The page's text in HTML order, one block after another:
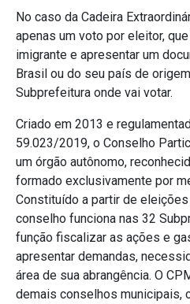
No caso da Cadeira
apenas um voto por eleitor,
imigrante e apresentar um
Brasil ou do seu país de
Subprefeitura onde vai votar.
Criado em 2013 e
59.023/2019, o Conselho
um órgão autônomo,
formado exclusivamente por
Constituído a partir de
conselho funciona nas 32
função fiscalizar as ações e
apresentar demandas,
área de sua abrangência. O
demais conselhos municipais,